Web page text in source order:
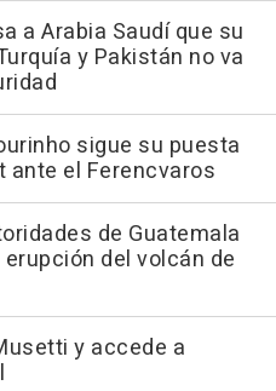
a Arabia Saudí que su
y Pakistán no va
sigue su puesta
ante el Ferencvaros
de Guatemala
del volcán de
y accede a